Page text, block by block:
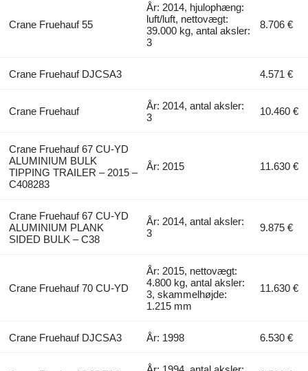
Crane Fruehauf 55
År: 2014, hjulophæng:
luft/luft, nettovægt:
39.000 kg, antal aksler:
3
8.706 €
Crane Fruehauf DJCSA3 4.571 €
Crane Fruehauf
År: 2014, antal aksler:
3
10.460 €
Crane Fruehauf 67 CU-YD
ALUMINIUM BULK
TIPPING TRAILER – 2015 –
C408283
År: 2015 11.630 €
Crane Fruehauf 67 CU-YD
ALUMINIUM PLANK
SIDED BULK – C38
År: 2014, antal aksler:
3
9.875 €
Crane Fruehauf 70 CU-YD
År: 2015, nettovægt:
4.800 kg, antal aksler:
3, skammelhøjde:
1.215 mm
11.630 €
Crane Fruehauf DJCSA3 År: 1998 6.530 €